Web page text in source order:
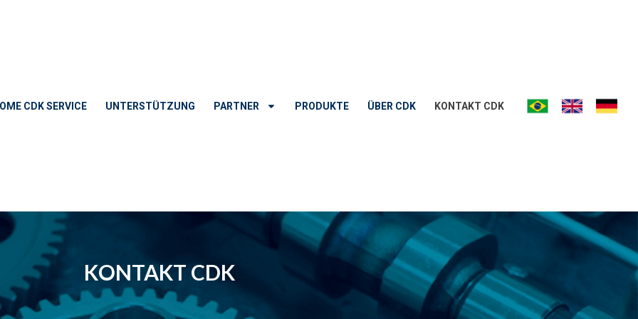
CDK SERVICE UNTERSTÜTZUNG PARTNER PRODUKTE ÜBER CDK KONTAKT CDK
KONTAKT CDK